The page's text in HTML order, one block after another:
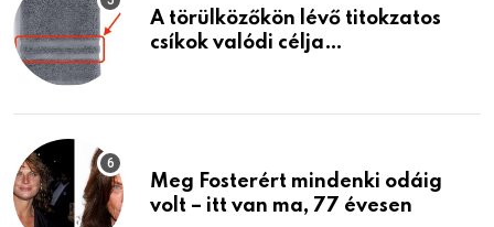
A törülközőkön lévő titokzatos
csíkok valódi célja…
Meg Fosterért mindenki odáig
volt – itt van ma, 77 évesen